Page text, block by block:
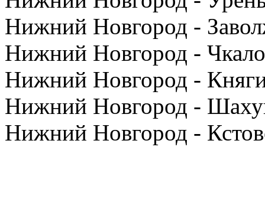
Нижний Новгород -
Нижний Новгород -
Нижний Новгород -
Нижний Новгород -
Нижний Новгород -